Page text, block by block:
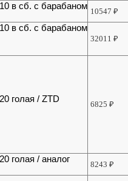
в сб. с барабаном
10547₽
в сб. с барабаном
32011₽
голая / ZTD
6825₽
голая / аналог
8243₽